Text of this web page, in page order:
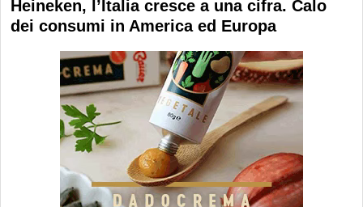
Heineken, l’Italia cresce a una cifra. Calo
dei consumi in America ed Europa